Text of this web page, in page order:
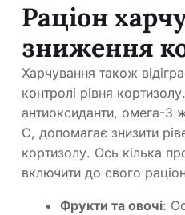
Раціон
зниження
Харчування також
контролі рівня
антиоксиданти, омега-3
С, допомагає знизити
кортизолу. Ось кілька
включити до свого
Фрукти та овочі: